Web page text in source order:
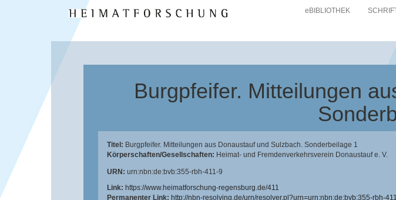
eBIBLIOTHEK
Burgpfeifer. Mitteilungen
Titel: Burgpfeifer. Mitteilungen aus Donaustauf und Sulzbach. Sonderbeilage 1
Körperschaften/Gesellschaften: Heimat- und Fremdenverkehrsverein Donaustauf e. V.
URN: urn:nbn:de:bvb:355-rbh-411-9
Link: https://www.heimatforschung-regensburg.de/411
Permanenter Link: http://nbn-resolving.de/urn/resolver.pl?urn=urn:nbn:de:bvb:355-rbh-